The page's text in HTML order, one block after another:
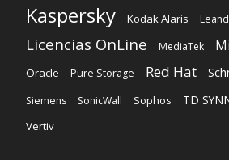
Kaspersky Kodak Alaris
Licencias OnLine MediaTek
Oracle Pure Storage Red Hat
Siemens SonicWall Sophos TD
Vertiv